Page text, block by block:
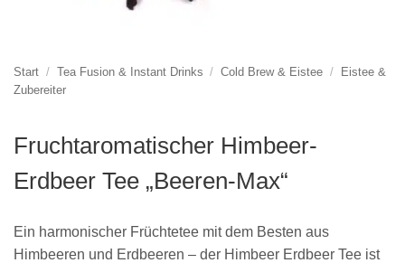
Start / Tea Fusion & Instant Drinks / Cold Brew & Eistee /
Eistee &
Zubereiter
Fruchtaromatischer Himbeer-
Erdbeer Tee „Beeren-Max“
Ein harmonischer Früchtetee mit dem Besten aus
Himbeeren und Erdbeeren – der Himbeer Erdbeer Tee ist